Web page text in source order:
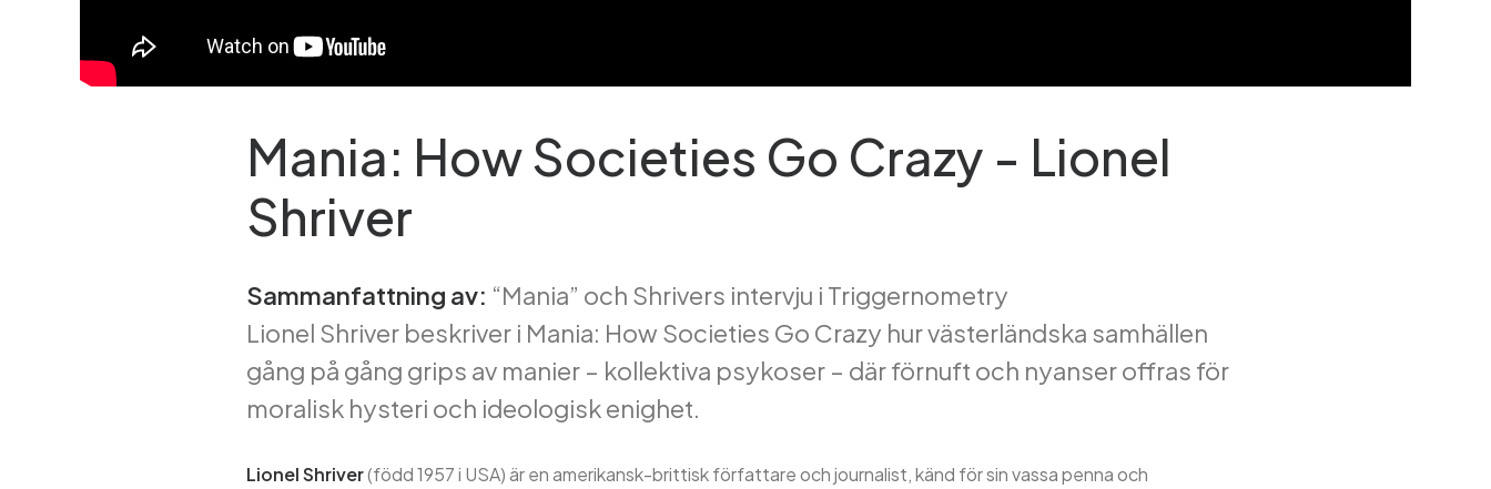
Mania: How Societies Go Crazy - Lionel
Shriver
Sammanfattning av: “Mania” och Shrivers intervju i Triggernometry
Lionel Shriver beskriver i Mania: How Societies Go Crazy hur västerländska samhällen
gång på gång grips av manier – kollektiva psykoser – där förnuft och nyanser offras för
moralisk hysteri och ideologisk enighet.
Lionel Shriver(född 1957 i USA) är en amerikansk-brittisk författare och journalist, känd för sin vassa penna och